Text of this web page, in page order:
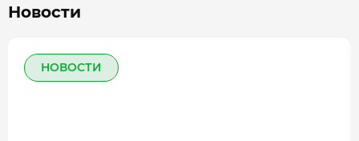
Новости
НОВОСТИ